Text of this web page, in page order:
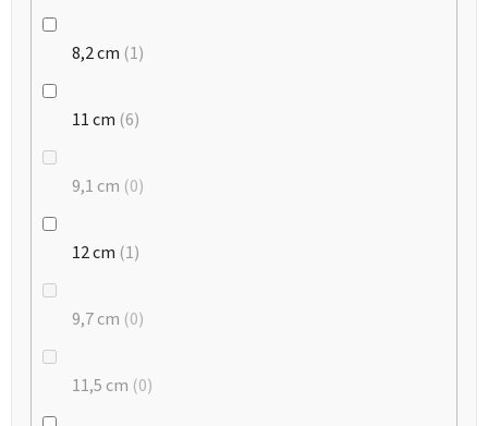
8,2 cm 1
11 cm 6
9,1 cm 0
12 cm 1
9,7 cm 0
11,5 cm 0